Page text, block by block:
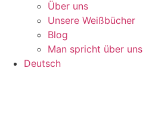
Über uns
Unsere Weißbücher
Blog
Man spricht über uns
Deutsch